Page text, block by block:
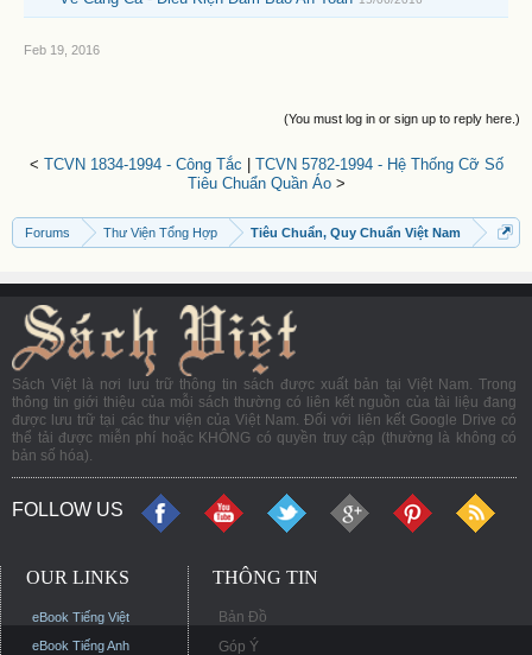
Feb 19, 2016
(You must log in or sign up to reply here.)
< TCVN 1834-1994 - Công Tắc | TCVN 5782-1994 - Hệ Thống Cỡ Số
Tiêu Chuẩn Quần Áo>
Forums Thư Viện Tổng Hợp Tiêu Chuẩn, Quy Chuẩn Việt Nam
Sách Việt là nơi lưu trữ thông tin sách được xuất bản tại Việt Nam. Trong
thông tin giới thiệu của mỗi sách thường có liên kết nguồn của tài liệu đang
được lưu trữ tại các thư viện của Việt Nam. Đối với liên kết Google Drive có
thể tải được miễn phí hoặc KHÔNG có quyền truy cập (thường là không có
bản số hóa).
FOLLOW US
OUR LINKS
eBook Tiếng Việt
eBook Tiếng Anh
THÔNG TIN
Bản Đồ
Góp Ý